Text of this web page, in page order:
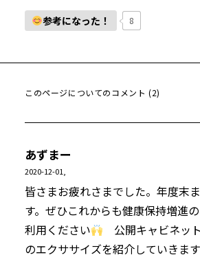
参考になった！ 8
このページについてのコメント (2)
あずまー
2020-12-01,
皆さまお疲れさまでした。年度末
す。ぜひこれからも健康保持増進
利用ください
公開キャビネッ
のエクササイズを紹介していきま